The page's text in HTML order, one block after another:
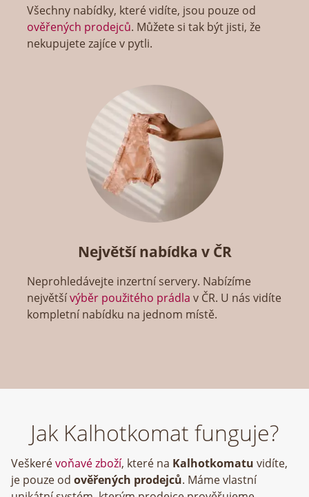
Všechny nabídky, které vidíte, jsou pouze od
ověřených prodejců. Můžete si tak být jisti, že
nekupujete zajíce v pytli.
Největší nabídka v ČR
Neprohledávejte inzertní servery. Nabízíme
největšívýběr použitého prádla v ČR. U nás vidíte
kompletní nabídku na jednom místě.
Jak Kalhotkomat funguje?
Veškerévoňavé zboží, které na Kalhotkomatu vidíte,
je pouze od ověřených prodejců. Máme vlastní